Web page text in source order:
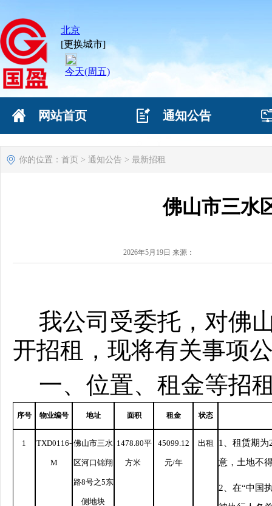
网站首页
网站首页 通知公告
你的位置： 首页 > 通知公告 > 最新招租
佛山市三水
2026年5月19日 来源：
我公司受委托，对佛
开招租，现将有关事项
一、位置、租金等招
序号 物业编号 地址 面积 租金 状态
1 TXD0116-
M
佛山市三水
区河口锦翔
路8号之5东
侧地块
1478.80平
方米
45099.12
元/年
出租
1、租赁期
意，土地不
2、在“中国